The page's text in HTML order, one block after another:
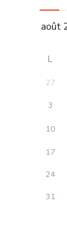
L
27
3
10
17
24
31